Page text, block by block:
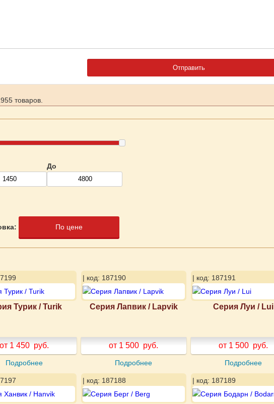
товаров.
До
По цене
Турик / Turik
от 1 450 руб.
Подробнее
| код: 187190
Серия Лапвик / Lapvik
от 1 500 руб.
Подробнее
| код: 187191
Серия Луи / Lui
от 1 500 руб.
Подробнее
| код: 187188 | код: 187189